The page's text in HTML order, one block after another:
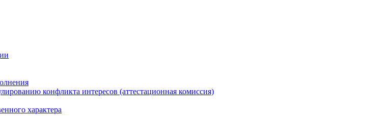
конфликта интересов (аттестационная комиссия)
характера